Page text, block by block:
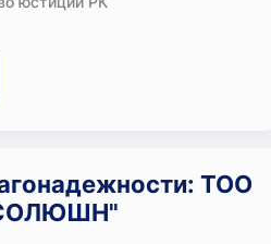
ТОО